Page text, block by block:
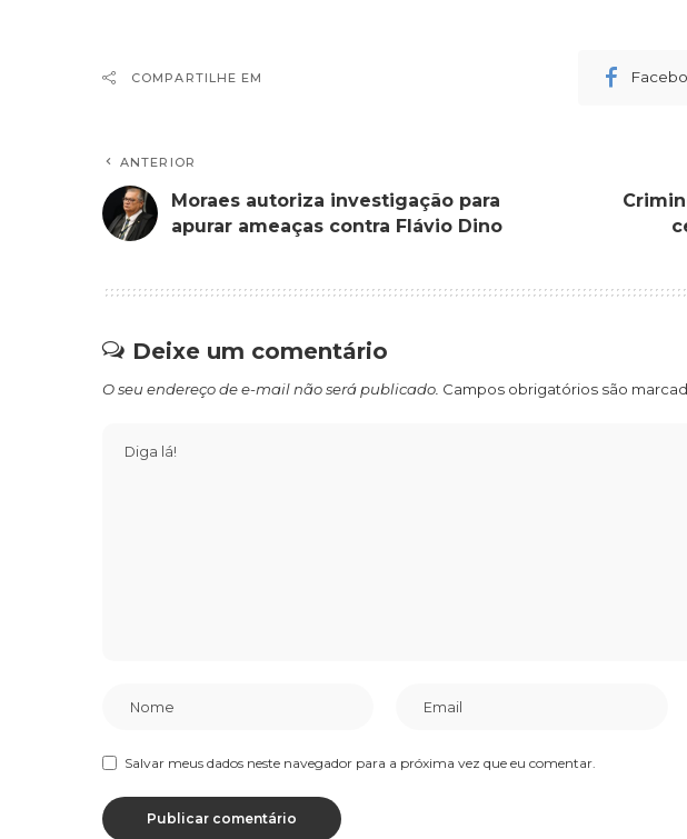
COMPARTILHE EM
ANTERIOR
Moraes autoriza investigação para
apurar ameaças contra Flávio Dino
Deixe um comentário
O seu endereço de e-mail não será publicado. Campos obrigatórios são
Salvar meus dados neste navegador para a próxima vez que eu comentar.